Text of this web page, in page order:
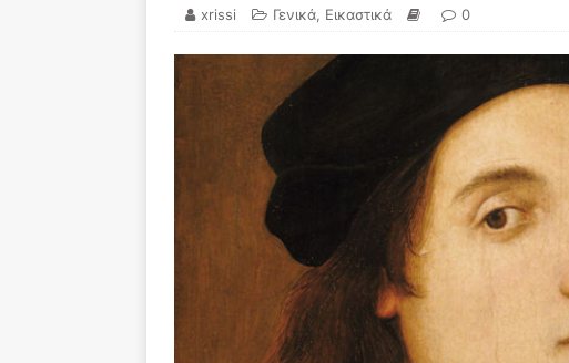
xrissi Γενικά, Εικαστικά 0